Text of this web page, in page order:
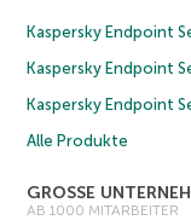
Kaspersky Endpoint
Kaspersky Endpoint
Kaspersky Endpoint
Alle Produkte
GROSSE
AB 1000 MITARBEITER